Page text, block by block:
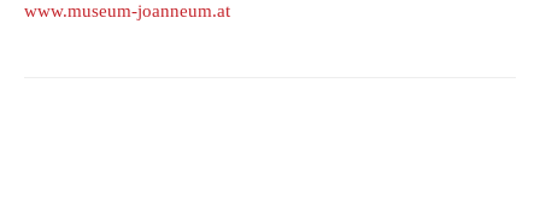
www.museum-joanneum.at